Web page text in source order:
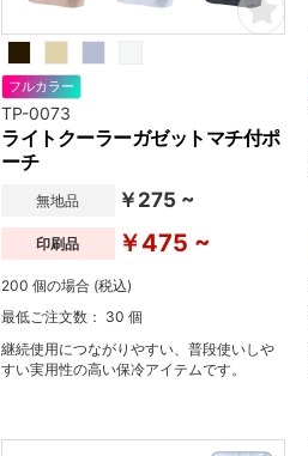
フルカラー
TP-0073
ライトクーラーガゼットマチ付ポ
ーチ
無地品 ￥275 ~
印刷品 ￥475 ~
200 個の場合 (税込)
最低ご注文数： 30 個
継続使用につながりやすい、普段使いしや
すい実用性の高い保冷アイテムです。